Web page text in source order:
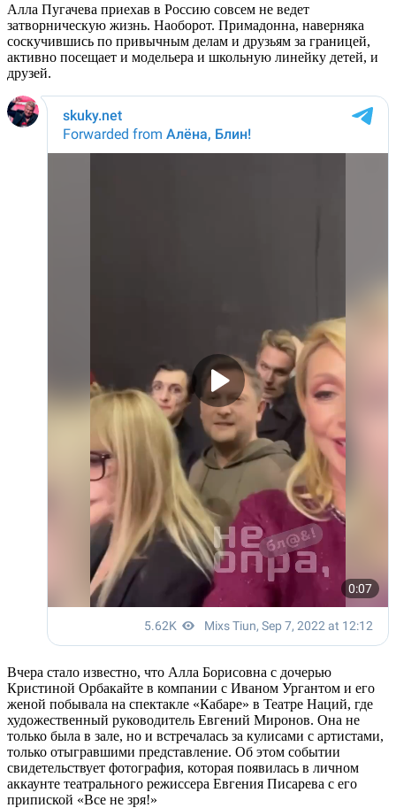
Алла Пугачева приехав в Россию совсем не ведет
затворническую жизнь. Наоборот. Примадонна, наверняка
соскучившись по привычным делам и друзьям за границей,
активно посещает и модельера и школьную линейку детей, и
друзей.
Вчера стало известно, что Алла Борисовна с дочерью
Кристиной Орбакайте в компании с Иваном Ургантом и его
женой побывала на спектакле «Кабаре» в Театре Наций, где
художественный руководитель Евгений Миронов. Она не
только была в зале, но и встречалась за кулисами с артистами,
только отыгравшими представление. Об этом событии
свидетельствует фотография, которая появилась в личном
аккаунте театрального режиссера Евгения Писарева с его
припиской «Все не зря!»